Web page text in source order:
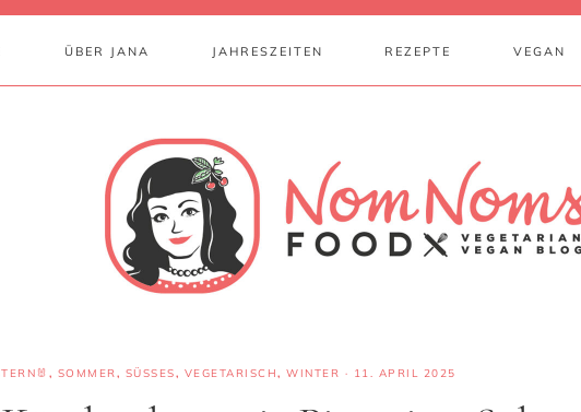
ÜBER JANA JAHRESZEITEN REZEPTE VEGAN
, SOMMER, SÜSSES , VEGETARISCH, WINTER · 11. APRIL 2025